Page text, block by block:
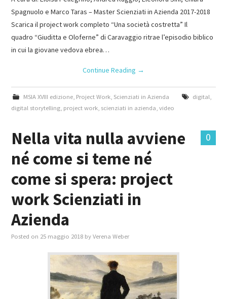
Spagnuolo e Marco Taras – Master Scienziati in Azienda 2017-2018
Scarica il project work completo “Una società costretta” Il
quadro “Giuditta e Oloferne” di Caravaggio ritrae l’episodio biblico
in cui la giovane vedova ebrea…
Continue Reading →
MSIA XVIII edizione, Project Work, Scienziati in Azienda digital
digital storytelling project work scienziati in azienda ,video
0
Nella vita nulla avviene
né come si teme né
come si spera: project
work Scienziati in
Azienda
Posted on 25 maggio 2018 byVerena Weber